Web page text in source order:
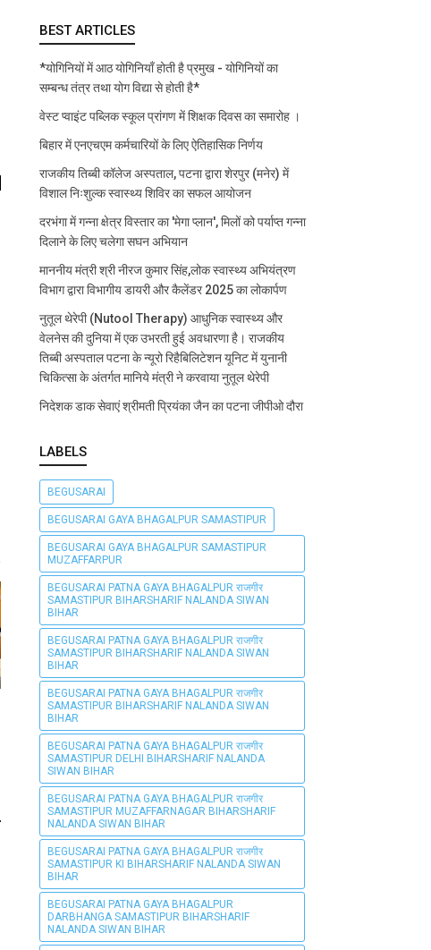
BEST ARTICLES
*योगिनियों में आठ योगिनियाँ होती है प्रमुख - योगिनियों का
सम्बन्ध तंत्र तथा योग विद्या से होती है*
वेस्ट प्वाइंट पब्लिक स्कूल प्रांगण में शिक्षक दिवस का समारोह ।
बिहार में एनएचएम कर्मचारियों के लिए ऐतिहासिक निर्णय
राजकीय तिब्बी कॉलेज अस्पताल, पटना द्वारा शेरपुर (मनेर) में
विशाल निःशुल्क स्वास्थ्य शिविर का सफल आयोजन
दरभंगा में गन्ना क्षेत्र विस्तार का 'मेगा प्लान', मिलों को पर्याप्त गन्ना
दिलाने के लिए चलेगा सघन अभियान
माननीय मंत्री श्री नीरज कुमार सिंह,लोक स्वास्थ्य अभियंत्रण
विभाग द्वारा विभागीय डायरी और कैलेंडर 2025 का लोकार्पण
नुतूल थेरेपी (Nutool Therapy) आधुनिक स्वास्थ्य और
वेलनेस की दुनिया में एक उभरती हुई अवधारणा है। राजकीय
तिब्बी अस्पताल पटना के न्यूरो रिहैबिलिटेशन यूनिट में युनानी
चिकित्सा के अंतर्गत मानिये मंत्री ने करवाया नुतूल थेरेपी
निदेशक डाक सेवाएं श्रीमती प्रियंका जैन का पटना जीपीओ दौरा
LABELS
BEGUSARAI
BEGUSARAI GAYA BHAGALPUR SAMASTIPUR
BEGUSARAI GAYA BHAGALPUR SAMASTIPUR
MUZAFFARPUR
BEGUSARAI PATNA GAYA BHAGALPUR राजगीर
SAMASTIPUR BIHARSHARIF NALANDA SIWAN
BIHAR
BEGUSARAI PATNA GAYA BHAGALPUR राजगीर
SAMASTIPUR BIHARSHARIF NALANDA SIWAN
BIHAR
BEGUSARAI PATNA GAYA BHAGALPUR राजगीर
SAMASTIPUR BIHARSHARIF NALANDA SIWAN
BIHAR
BEGUSARAI PATNA GAYA BHAGALPUR राजगीर
SAMASTIPUR DELHI BIHARSHARIF NALANDA
SIWAN BIHAR
BEGUSARAI PATNA GAYA BHAGALPUR राजगीर
SAMASTIPUR MUZAFFARNAGAR BIHARSHARIF
NALANDA SIWAN BIHAR
BEGUSARAI PATNA GAYA BHAGALPUR राजगीर
SAMASTIPUR KI BIHARSHARIF NALANDA SIWAN
BIHAR
BEGUSARAI PATNA GAYA BHAGALPUR
DARBHANGA SAMASTIPUR BIHARSHARIF
NALANDA SIWAN BIHAR